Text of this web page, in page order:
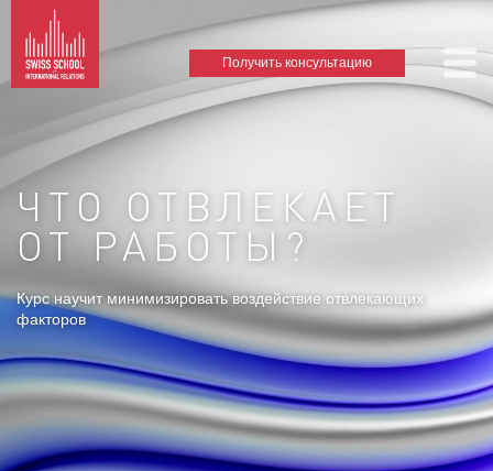
Получить консультацию
ЧТО ОТВЛЕКАЕТ
ОТ РАБОТЫ?
Курс научит минимизировать воздействие отвлекающих
факторов